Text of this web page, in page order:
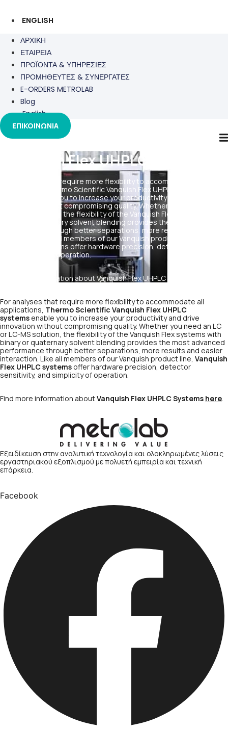
ENGLISH
ΑΡΧΙΚΗ
ΕΤΑΙΡΕΙΑ
ΠΡΟΪΟΝΤΑ & ΥΠΗΡΕΣΙΕΣ
ΠΡΟΜΗΘΕΥΤΕΣ & ΣΥΝΕΡΓΑΤΕΣ
E-ORDERS METROLAB
Blog
English
ΕΠΙΚΟΙΝΩΝΙΑ
Vanquish Flex UHPLC Systems
For analyses that require more flexibility to accommodate all
applications, Thermo Scientific Vanquish Flex UHPLC
systems enable you to increase your productivity and drive
innovation without compromising quality. Whether you need an LC
or LC-MS solution, the flexibility of the Vanquish Flex systems with
binary or quaternary solvent blending provides the most advanced
performance through better separations, more results and easier
interaction. Like all members of our Vanquish product line, Vanquish
Flex UHPLC systems offer hardware precision, detector sensitivity,
and simplicity of operation.
Find more information about Vanquish Flex UHPLC Systems
For analyses that require more flexibility to accommodate all
applications, Thermo Scientific Vanquish Flex UHPLC
systems enable you to increase your productivity and drive
innovation without compromising quality. Whether you need an LC
or LC-MS solution, the flexibility of the Vanquish Flex systems with
binary or quaternary solvent blending provides the most advanced
performance through better separations, more results and easier
interaction. Like all members of our Vanquish product line, Vanquish
Flex UHPLC systems offer hardware precision, detector
sensitivity, and simplicity of operation.
Find more information aboutVanquish Flex UHPLC Systems here.
Εξειδίκευση στην αναλυτική τεχνολογία και ολοκληρωμένες λύσεις
εργαστηριακού εξοπλισμού με πολυετή εμπειρία και τεχνική
επάρκεια.
Facebook